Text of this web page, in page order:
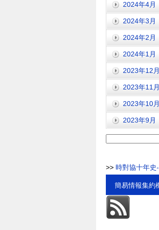
2024年4月
2024年3月
2024年2月
2024年1月
2023年12月
2023年11月
2023年10月
2023年9月
>> 時對協十年史
簡易情報集約